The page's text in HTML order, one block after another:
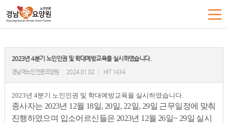
2023년 4분기 노인인권 및 학대예방교육을 실시하였습니다.
경남애노인전문요양원 2024.01.02 HIT 1434
2023년 4분기 노인인권 및 학대예방교육을 실시하였습니다.
종사자는 2023년 12월 18일, 20일, 22일, 29일 근무일정에 맞춰
진행하였으며 입소어르신들은 2023년 12월 26일~ 29일 실시